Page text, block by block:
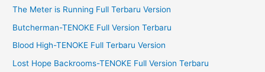
f
o
The Meter is Running Full Terbaru Version
Butcherman-TENOKE Full Version Terbaru
Blood High-TENOKE Full Terbaru Version
Lost Hope Backrooms-TENOKE Full Version Terbaru